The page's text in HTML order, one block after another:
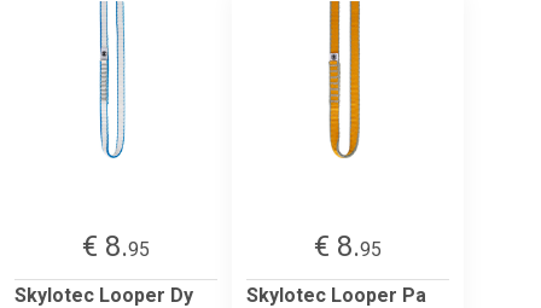
€ 8.95
Skylotec Looper Dy
€ 8.95
Skylotec Looper Pa